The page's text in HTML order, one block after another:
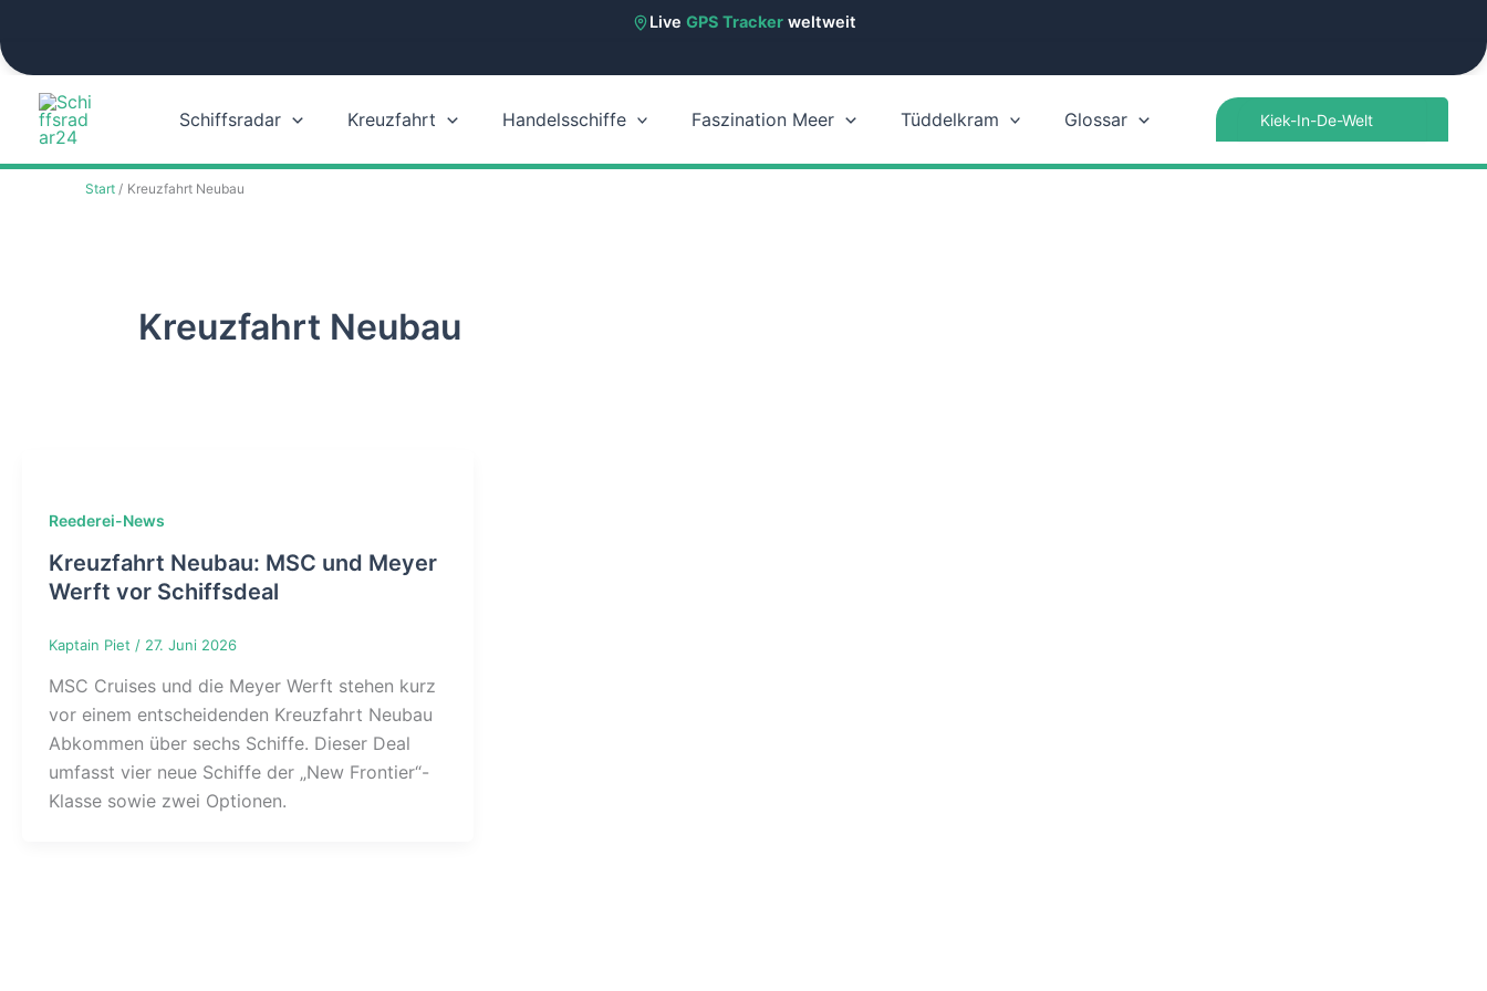
Live GPS Trackerweltweit
Zum
springen
Schiffsradar Kreuzfahrt Handelsschiffe Faszination Meer Tüddelkram Glossar
Start Kreuzfahrt Neubau
Kreuzfahrt Neubau
Reederei-News
Kreuzfahrt Neubau: MSC und Meyer
Werft vor Schiffsdeal
Kaptain Piet / 27. Juni 2026
MSC Cruises und die Meyer Werft stehen kurz
vor einem entscheidenden Kreuzfahrt Neubau
Abkommen über sechs Schiffe. Dieser Deal
umfasst vier neue Schiffe der „New Frontier“-
Klasse sowie zwei Optionen.